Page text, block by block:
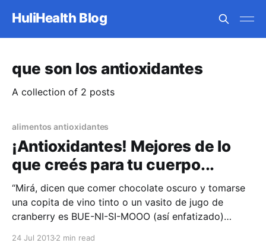
HuliHealth Blog
que son los antioxidantes
A collection of 2 posts
alimentos antioxidantes
¡Antioxidantes! Mejores de lo
que creés para tu cuerpo...
“Mirá, dicen que comer chocolate oscuro y tomarse
una copita de vino tinto o un vasito de jugo de
cranberry es BUE-NI-SI-MOOO (así enfatizado)
24 Jul 20132 min read